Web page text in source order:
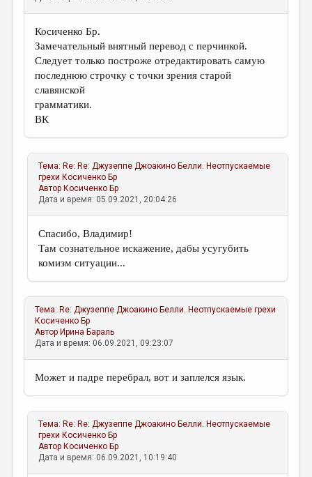
Косиченко Бр.
Замечательный внятный перевод с перчинкой.
Следует только построже отредактировать самую
последнюю строчку с точки зрения старой
славянской
грамматики.
ВК
Тема: Re: Re: Джузеппе Джоакино Белли. Неотпускаемые
грехи Косиченко Бр
Автор Косиченко Бр
Дата и время: 05.09.2021, 20:04:26
Спасибо, Владимир!
Там сознательное искажение, дабы усугубить
комизм ситуации...
Тема: Re: Джузеппе Джоакино Белли. Неотпускаемые грехи
Косиченко Бр
Автор Ирина Бараль
Дата и время: 06.09.2021, 09:23:07
Может и падре перебрал, вот и заплелся язык.
Тема: Re: Re: Джузеппе Джоакино Белли. Неотпускаемые
грехи Косиченко Бр
Автор Косиченко Бр
Дата и время: 06.09.2021, 10:19:40